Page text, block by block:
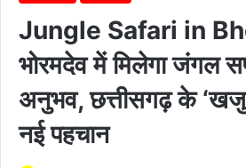
Jungle Safari in
भोरमदेव में मिलेगा जंगल
अनुभव, छत्तीसगढ़ के
नई पहचान